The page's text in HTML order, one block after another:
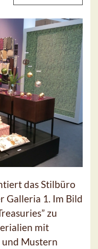
das Stilbüro
Galleria 1. Im Bild
zu
mit
Mustern